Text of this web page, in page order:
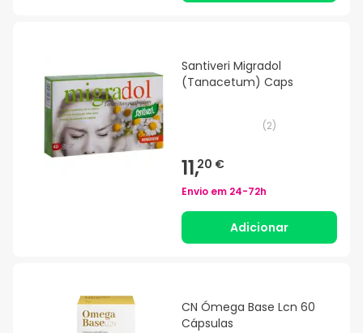
Santiveri Migradol
(Tanacetum) Caps
(2)
11,20 €
Envio em 24-72h
Adicionar
CN Ómega Base Lcn 60
Cápsulas